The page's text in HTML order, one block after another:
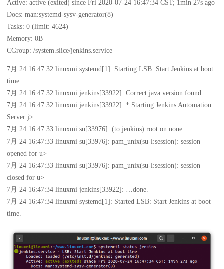
Active: active (exited) since Fri 2020-07-24 16:47:34 CST; 1min 27s ago
Docs: man:systemd-sysv-generator(8)
Tasks: 0 (limit: 4624)
Memory: 0B
CGroup: /system.slice/jenkins.service
7月 24 16:47:32 linuxmi systemd[1]: Starting LSB: Start Jenkins at boot
time…
7月 24 16:47:32 linuxmi jenkins[33922]: Correct java version found
7月 24 16:47:32 linuxmi jenkins[33922]: * Starting Jenkins Automation
Server j>
7月 24 16:47:33 linuxmi su[33976]: (to jenkins) root on none
7月 24 16:47:33 linuxmi su[33976]: pam_unix(su-l:session): session
opened for u>
7月 24 16:47:33 linuxmi su[33976]: pam_unix(su-l:session): session
closed for u>
7月 24 16:47:34 linuxmi jenkins[33922]: …done.
7月 24 16:47:34 linuxmi systemd[1]: Started LSB: Start Jenkins at boot
time.